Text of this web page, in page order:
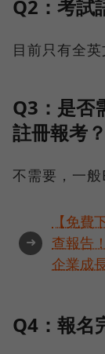
Q2：考試
目前只有全英
Q3：是否
註冊報考？
不需要，一般
➜
【免
查報告
企業成
Q4：報名